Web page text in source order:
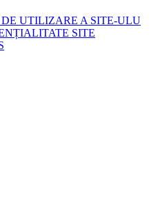
UTILIZARE A SITE-ULU
SITE